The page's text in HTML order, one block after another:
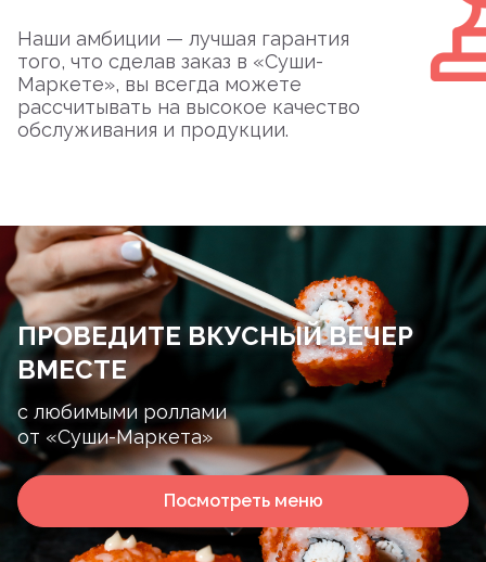
Наши амбиции — лучшая гарантия
того, что сделав заказ в «Суши-
Маркете», вы всегда можете
рассчитывать на высокое качество
обслуживания и продукции.
ПРОВЕДИТЕ ВКУСНЫЙ ВЕЧЕР
ВМЕСТЕ
с любимыми роллами
от «Суши-Маркета»
Посмотреть меню